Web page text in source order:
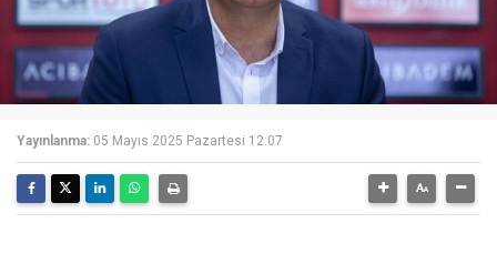
Yayınlanma: 05 Mayıs 2025 Pazartesi 12:07